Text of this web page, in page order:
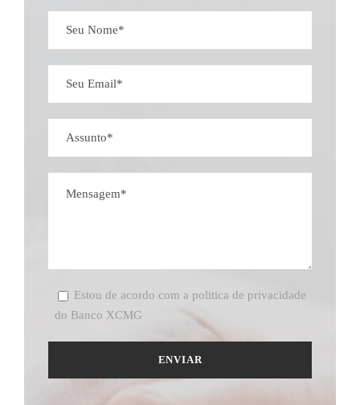
Estou de acordo com a politica de privacidade
do Banco XCMG